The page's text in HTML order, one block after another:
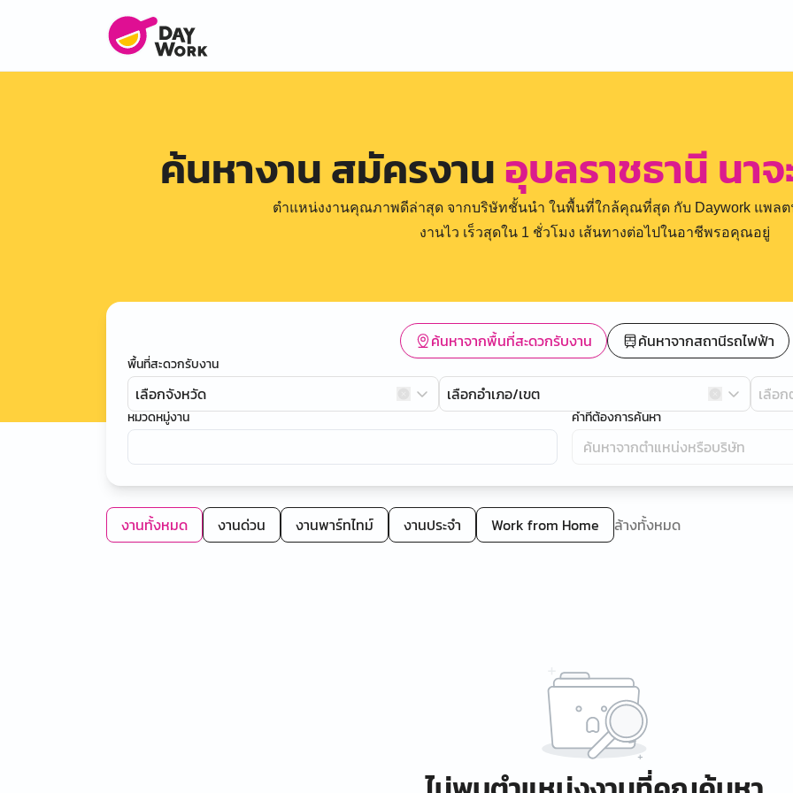
ค้นหางาน สมัครงานอุบลราชธานี นา
ตำแหน่งงานคุณภาพดีล่าสุด จากบริษัทชั้นนำ ในพื้นที่ใกล้คุณที่สุด กับ Daywork แพล
งานไว เร็วสุดใน 1 ชั่วโมง เส้นทางต่อไปในอาชีพรอคุณอยู่
ค้นหาจากพื้นที่สะดวกรับงาน ค้นหาจากสถานีรถไฟฟ้า
พื้นที่สะดวกรับงาน
เลือกจังหวัด เลือกอำเภอ/เขต เลือ
หมวดหมู่งาน คำที่ต้องการค้นหา
งานทั้งหมด งานด่วน งานพาร์ทไทม์ งานประจำ Work from Home ล้างทั้งหมด